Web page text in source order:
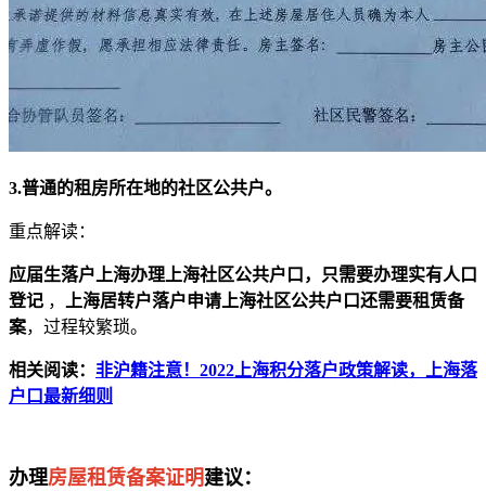
3.普通的租房所在地的社区公共户。
重点解读：
应届生落户上海办理上海社区公共户口，只需要办理实有人口
登记 ，
上海居转户落户申请上海社区公共户口还需要租赁备
案，过程较繁琐。
相关阅读： 非沪籍注意！2022上海积分落户政策解读，上海落
户口最新细则
办理房屋租赁备案证明建议：